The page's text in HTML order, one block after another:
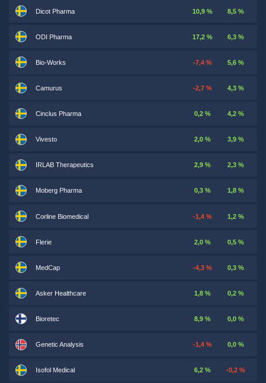
Dicot Pharma 10,9 % 8,5 %
ODI Pharma 17,2 % 6,3 %
Bio-Works -7,4 % 5,6 %
Camurus -2,7 % 4,3 %
Cinclus Pharma 0,2 % 4,2 %
Vivesto 2,0 % 3,9 %
IRLAB Therapeutics 2,9 % 2,3 %
Moberg Pharma 0,3 % 1,8 %
Corline Biomedical -1,4 % 1,2 %
Flerie 2,0 % 0,5 %
MedCap -4,3 % 0,3 %
Asker Healthcare 1,8 % 0,2 %
Bioretec 8,9 % 0,0 %
Genetic Analysis -1,4 % 0,0 %
Isofol Medical 6,2 % -0,2 %